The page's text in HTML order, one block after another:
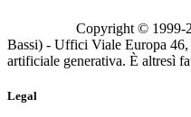
Copyright © 1999-
Bassi) - Uffici Viale Europa
artificiale generativa. È altresì
Legal